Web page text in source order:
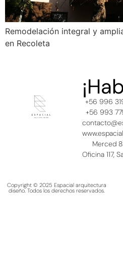
Remodelación integral y
en Recoleta
+56 996
+56 993
Merced
Oficina 117,
Copyright © 2025 Espacial arquitectura
diseño. Todos los derechos reservados.